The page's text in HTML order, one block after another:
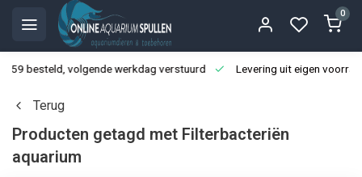
0
besteld, volgende werkdag verstuurd Levering uit eigen
Terug
Producten getagd met Filterbacteriën
aquarium